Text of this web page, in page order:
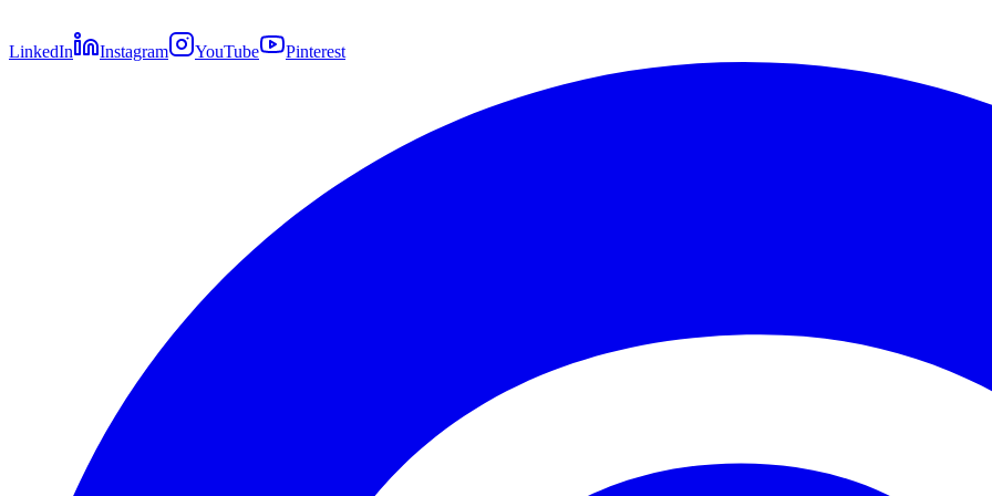
LinkedIn Instagram YouTube Pinterest